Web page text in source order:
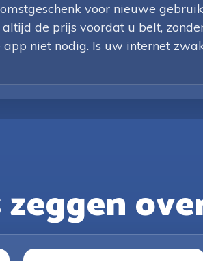
voor nieuwe
de prijs voordat u belt,
niet nodig. Is uw internet